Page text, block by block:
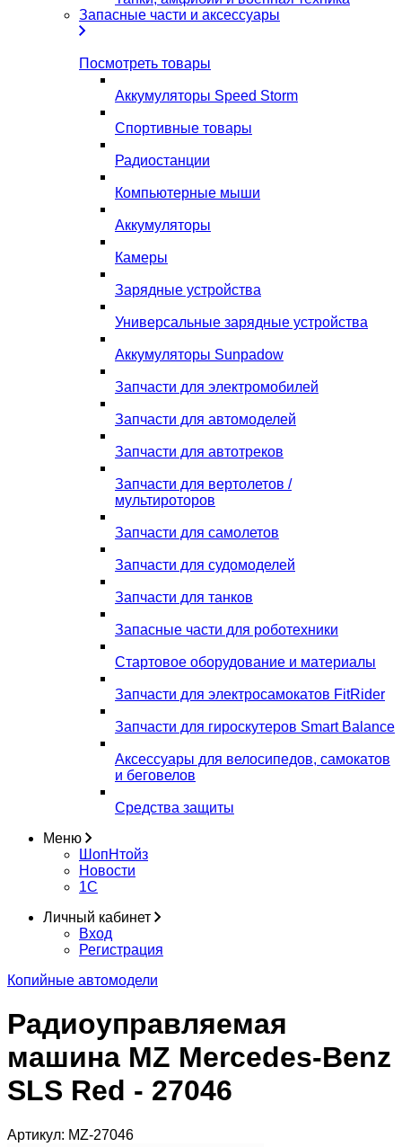
Запасные части и аксессуары
Посмотреть товары
Аккумуляторы Speed Storm
Спортивные товары
Радиостанции
Компьютерные мыши
Аккумуляторы
Камеры
Зарядные устройства
Универсальные зарядные устройства
Аккумуляторы Sunpadow
Запчасти для электромобилей
Запчасти для автомоделей
Запчасти для автотреков
Запчасти для вертолетов /
мультироторов
Запчасти для самолетов
Запчасти для судомоделей
Запчасти для танков
Запасные части для роботехники
Стартовое оборудование и материалы
Запчасти для электросамокатов FitRider
Запчасти для гироскутеров Smart Balance
Аксессуары для велосипедов, самокатов
и беговелов
Средства защиты
Меню
ШопНтойз
Новости
1C
Личный кабинет
Вход
Регистрация
Копийные автомодели
Радиоуправляемая
машина MZ Mercedes-Benz
SLS Red - 27046
Артикул: MZ-27046